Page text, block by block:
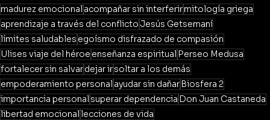
madurez emocional acompañar sin interferirmitología griega
aprendizaje a través del conflicto Jesús Getsemaní
límites saludables egoísmo disfrazado de compasión
Ulises viaje del héroe enseñanza espiritual Perseo Medusa
fortalecer sin salvardejar irsoltar a los demás
empoderamiento personal ayudar sin dañarBiosfera 2
importancia personal superar dependencia Don Juan Castaneda
libertad emocionallecciones de vida